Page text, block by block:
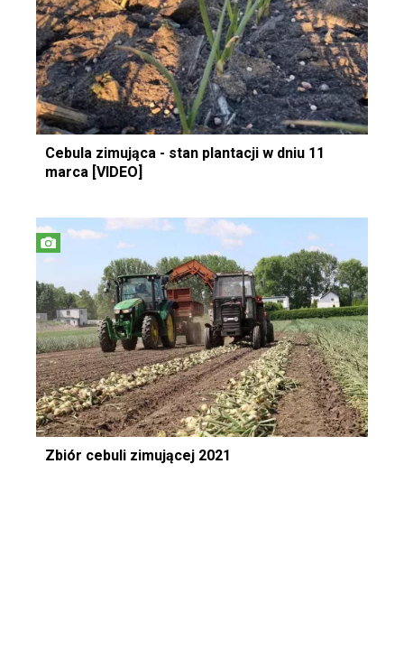
Cebula zimująca - stan plantacji w dniu 11
marca [VIDEO]
Zbiór cebuli zimującej 2021